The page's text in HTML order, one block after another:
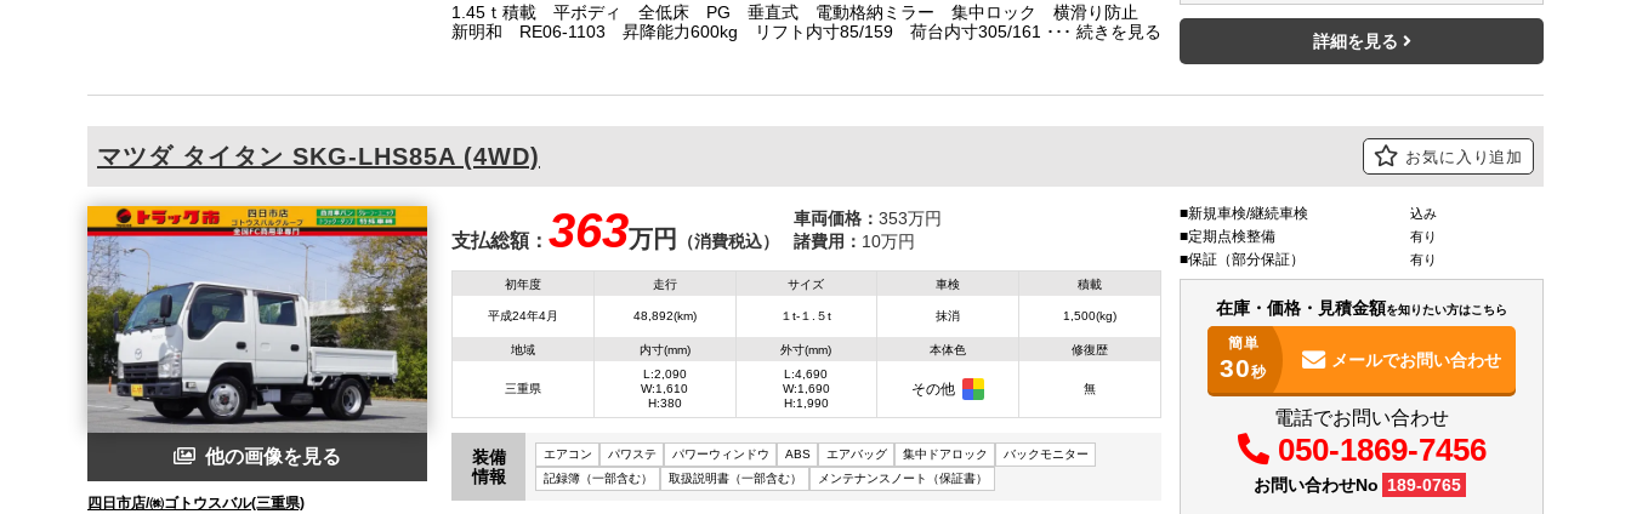
1.45ｔ積載 平ボディ 全低床 PG 垂直式 電動格納ミラー 集中ロック 横滑り防止
新明和 RE06-1103 昇降能力600kg リフト内寸85/159 荷台内寸305/161/38 荷台高
詳細を見る
マツダ タイタン SKG-LHS85A (4WD) お気に入り追加
他の画像を見る
四日市店/㈱ゴトウスバル(三重県)
支払総額： 363万円 （消費税込）
車両価格： 353万円
諸費用： 10万円
初年度
平成24年4月
走行
48,892(km)
サイズ
１t-１.５t
車検
抹消
積載
1,500(kg)
地域
三重県
内寸(mm)
L:2,090
W:1,610
H:380
外寸(mm)
L:4,690
W:1,690
H:1,990
本体色
その他
修復歴
無
装備
情報
エアコン パワステ パワーウィンドウ ABS エアバッグ 集中ドアロック
バックモニター
記録簿（一部含む）
取扱説明書（一部含む） メンテナンスノート（保証書）
新規車検/継続車検 込み
定期点検整備 有り
保証（部分保証） 有り
在庫・価格・見積金額を知りたい方はこちら
簡単
30秒
メールでお問い合わせ
電話でお問い合わせ
050-1869-7456
お問い合わせNo 189-0765